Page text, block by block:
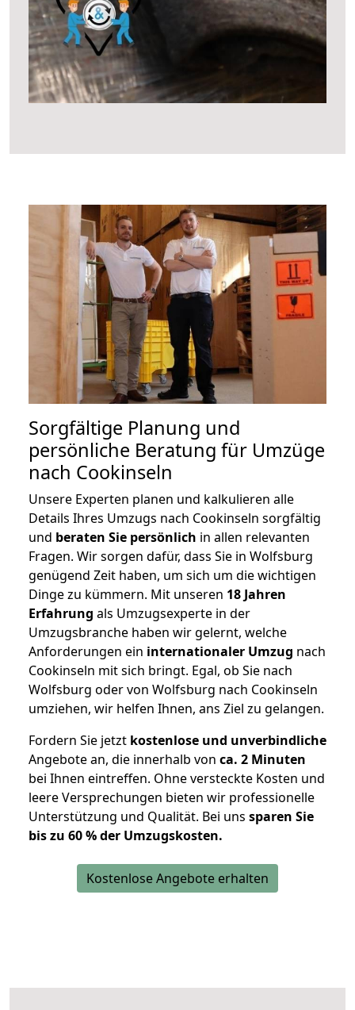
Sorgfältige Planung und
persönliche Beratung für Umzüge
nach Cookinseln
Unsere Experten planen und kalkulieren alle
Details Ihres Umzugs nach Cookinseln sorgfältig
und beraten Sie persönlich in allen relevanten
Fragen. Wir sorgen dafür, dass Sie in Wolfsburg
genügend Zeit haben, um sich um die wichtigen
Dinge zu kümmern. Mit unseren 18 Jahren
Erfahrung als Umzugsexperte in der
Umzugsbranche haben wir gelernt, welche
Anforderungen ein internationaler Umzug nach
Cookinseln mit sich bringt. Egal, ob Sie nach
Wolfsburg oder von Wolfsburg nach Cookinseln
umziehen, wir helfen Ihnen, ans Ziel zu gelangen.
Fordern Sie jetzt kostenlose und unverbindliche
Angebote an, die innerhalb von ca. 2 Minuten
bei Ihnen eintreffen. Ohne versteckte Kosten und
leere Versprechungen bieten wir professionelle
Unterstützung und Qualität. Bei uns sparen Sie
bis zu 60 % der Umzugskosten.
Kostenlose Angebote erhalten